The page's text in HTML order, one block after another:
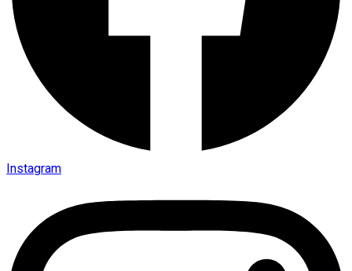
Instagram